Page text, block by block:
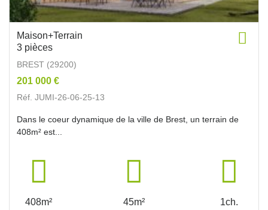
Maison+Terrain
3 pièces
BREST (29200)
201 000 €
Réf. JUMI-26-06-25-13
Dans le coeur dynamique de la ville de Brest, un terrain de
408m² est...
408m² 45m² 1ch.